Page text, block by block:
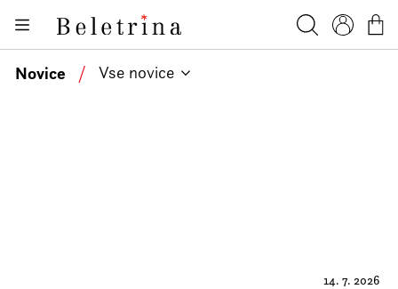
Beletrina
Knjige
Novice / Vse novice
14. 7. 2026